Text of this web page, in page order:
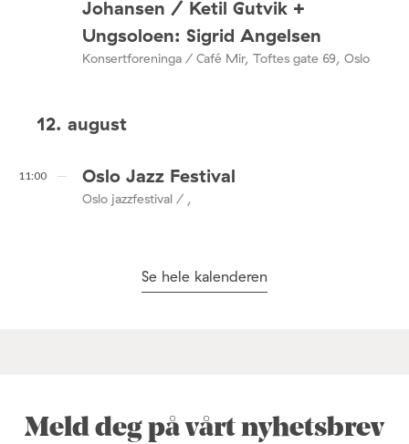
Johansen / Ketil Gutvik +
Ungsoloen: Sigrid Angelsen
Konsertforeninga / Café Mir, Toftes gate 69, Oslo
12. august
11:00 Oslo Jazz Festival
Oslo jazzfestival / ,
Se hele kalenderen
Meld deg på vårt nyhetsbrev